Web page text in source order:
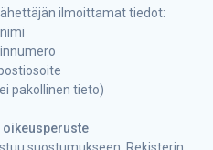
ilmoittamat tiedot:
nimi
pakollinen tieto)
oikeusperuste
suostumukseen. Rekisterin